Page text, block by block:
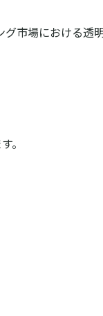
市場における透
。